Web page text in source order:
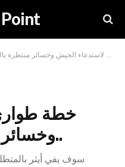
خطة
وخسائر منتظرة بالمليارات..
سوف يفي أيثر